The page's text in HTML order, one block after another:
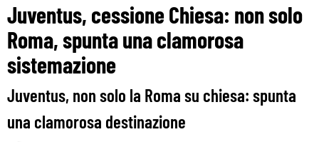
Juventus, cessione Chiesa: non solo
Roma, spunta una clamorosa
sistemazione
Juventus, non solo la Roma su chiesa: spunta
una clamorosa destinazione